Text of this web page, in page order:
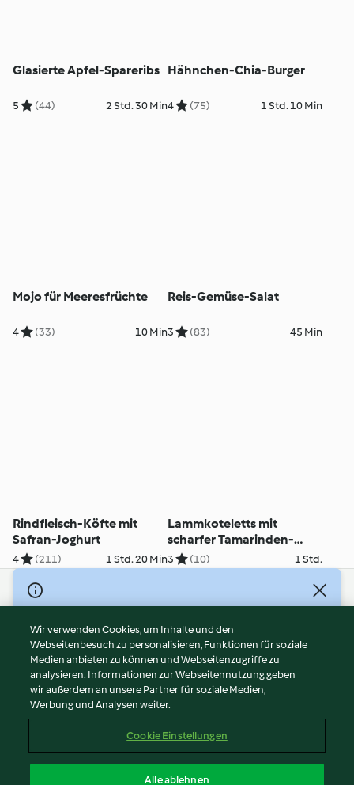
Glasierte Apfel-Spareribs
5 (44) 2 Std. 30 Min
Hähnchen-Chia-Burger
4 (75) 1 Std. 10 Min
Mojo für Meeresfrüchte
4 (33) 10 Min
Reis-Gemüse-Salat
3 (83) 45 Min
Rindfleisch-Köfte mit
Safran-Joghurt
4 (211) 1 Std. 20 Min
Lammkoteletts mit
scharfer Tamarinden-
Mango-Sauce
3 (10) 1 Std.
© Copyright 2026
Nutzungsbedingungen
Datenschutzrichtlinien
Disclaimer
Impressum
Cookies
Abo kündigen
Wir verwenden Cookies, um Inhalte und den
Webseitenbesuch zu personalisieren, Funktionen für soziale
Medien anbieten zu können und Webseitenzugriffe zu
analysieren. Informationen zur Webseitennutzung geben
wir außerdem an unsere Partner für soziale Medien,
Werbung und Analysen weiter.
Cookie Einstellungen
Alle ablehnen